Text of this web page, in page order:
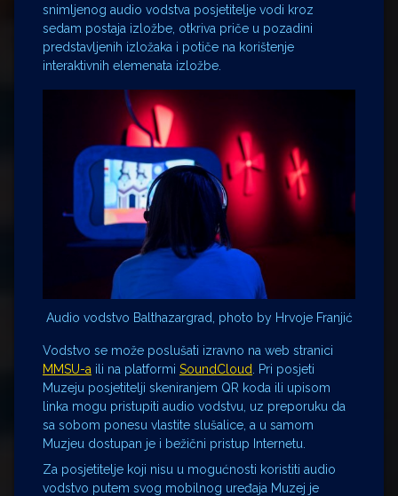
snimljenog audio vodstva posjetitelje vodi kroz
sedam postaja izložbe, otkriva priče u pozadini
predstavljenih izložaka i potiče na korištenje
interaktivnih elemenata izložbe.
Audio vodstvo Balthazargrad, photo by Hrvoje Franjić
Vodstvo se može poslušati izravno na web stranici
MMSU-a ili na platformi SoundCloud
. Pri posjeti
Muzeju posjetitelji skeniranjem QR koda ili upisom
linka mogu pristupiti audio vodstvu, uz preporuku da
sa sobom ponesu vlastite slušalice, a u samom
Muzjeu dostupan je i bežični pristup Internetu.
Za posjetitelje koji nisu u mogućnosti koristiti audio
vodstvo putem svog mobilnog uređaja Muzej je